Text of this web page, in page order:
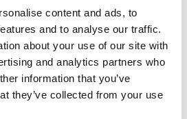
content and ads, to
and to analyse our traffic.
about your use of our site with
and analytics partners who
information that you’ve
they’ve collected from your use
kan det vid en skilsmässa
vanligt att önska byta
detta på ett strategiskt
sjukskriva sig vid en